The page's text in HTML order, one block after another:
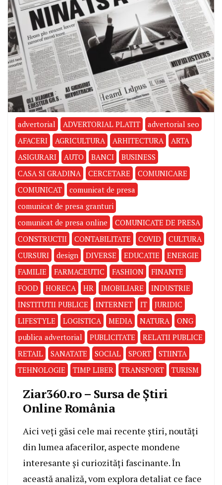
advertorial ADVERTORIAL PLATIT
advertorial seo
AFACERI
AGRICULTURA ARHITECTURA
ARTA
ASIGURARI
AUTO BANCI
BUSINESS
CASA SI GRADINA
CERCETARE
COMUNICARE
COMUNICAT
comunicat de presa
comunicat de presa granturi
comunicat de presa online
COMUNICATE DE PRESA
CONSTRUCTII
CONTABILITATE COVID
CULTURA
CURSURI
design DIVERSE EDUCATIE
ENERGIE
FAMILIE
FARMACEUTIC FASHION
FINANTE
FOOD
HORECA HR IMOBILIARE
INDUSTRIE
INSTITUTII PUBLICE
INTERNET IT
JURIDIC
LIFESTYLE
LOGISTICA MEDIA NATURA
ONG
publica advertorial
PUBLICITATE
RELATII PUBLICE
RETAIL
SANATATE SOCIAL SPORT
STIINTA
TEHNOLOGIE
TIMP LIBER TRANSPORT TURISM
Ziar360.ro – Sursa de Știri
Online România
Aici veți găsi cele mai recente știri, noutăți
din lumea afacerilor, aspecte mondene
interesante și curiozități fascinante. În
această analiză, vom explora detaliat ce face